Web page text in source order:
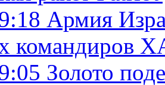
Армия
командиров
Золото